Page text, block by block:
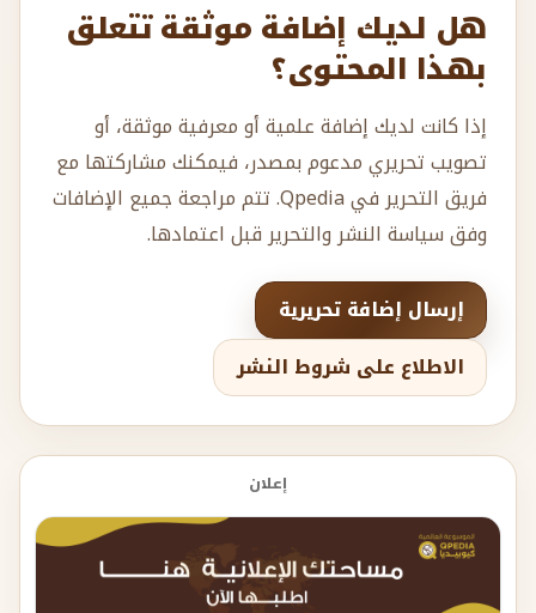
هل لديك إضافة موثقة تتعلق
بهذا المحتوى؟
إذا كانت لديك إضافة علمية أو معرفية موثقة، أو
تصويب تحريري مدعوم بمصدر، فيمكنك مشاركتها مع
فريق التحرير في Qpedia. تتم مراجعة جميع الإضافات
وفق سياسة النشر والتحرير قبل اعتمادها.
إرسال إضافة تحريرية
الاطلاع على شروط النشر
إعلان